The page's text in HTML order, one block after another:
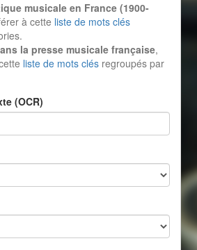
musicale en France (1900-
à cette liste de mots clés
la presse musicale française,
liste de mots clés regroupés par
(OCR)